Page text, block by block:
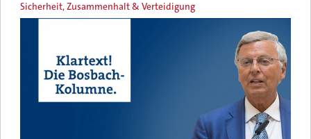
Sicherheit, Zusammenhalt & Verteidigung